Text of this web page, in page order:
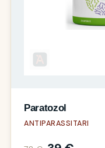
Paratozol
ANTIPARASSITARI